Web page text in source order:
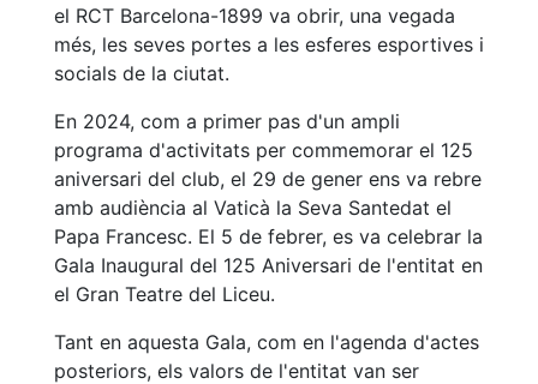
el RCT Barcelona-1899 va obrir, una vegada
més, les seves portes a les esferes esportives i
socials de la ciutat.
En 2024, com a primer pas d'un ampli
programa d'activitats per commemorar el 125
aniversari del club, el 29 de gener ens va rebre
amb audiència al Vaticà la Seva Santedat el
Papa Francesc. El 5 de febrer, es va celebrar la
Gala Inaugural del 125 Aniversari de l'entitat en
el Gran Teatre del Liceu.
Tant en aquesta Gala, com en l'agenda d'actes
posteriors, els valors de l'entitat van ser